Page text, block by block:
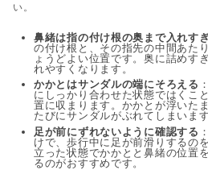
い。
鼻緒は指の付け根の奥まで入れす
の付け根と、その指先の中間あた
ょうどよい位置です。奥に詰めす
れやすくなります。
かかとはサンダルの端にそろえる
にしっかり合わせた状態ではくこ
置に収まります。かかとが浮いた
たびにサンダルがぶれてしまいます
足が前にずれないように確認する
けで、歩行中に足が前滑りするの
立った状態でかかとと鼻緒の位置
るのがおすすめです。